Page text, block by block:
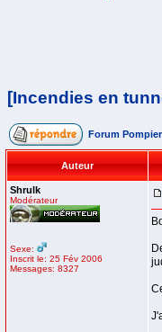
[Incendies en
Forum Pompier
Auteur
Shrulk
Modérateur
Sexe:
Inscrit le: 25 Fév 2006
Messages: 8327